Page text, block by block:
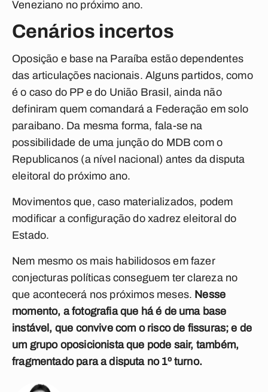
Veneziano no próximo ano.
Cenários incertos
Oposição e base na Paraíba estão dependentes
das articulações nacionais. Alguns partidos, como
é o caso do PP e do União Brasil, ainda não
definiram quem comandará a Federação em solo
paraibano. Da mesma forma, fala-se na
possibilidade de uma junção do MDB com o
Republicanos (a nível nacional) antes da disputa
eleitoral do próximo ano.
Movimentos que, caso materializados, podem
modificar a configuração do xadrez eleitoral do
Estado.
Nem mesmo os mais habilidosos em fazer
conjecturas políticas conseguem ter clareza no
que acontecerá nos próximos meses. Nesse
momento, a fotografia que há é de uma base
instável, que convive com o risco de fissuras; e de
um grupo oposicionista que pode sair, também,
fragmentado para a disputa no 1º turno.